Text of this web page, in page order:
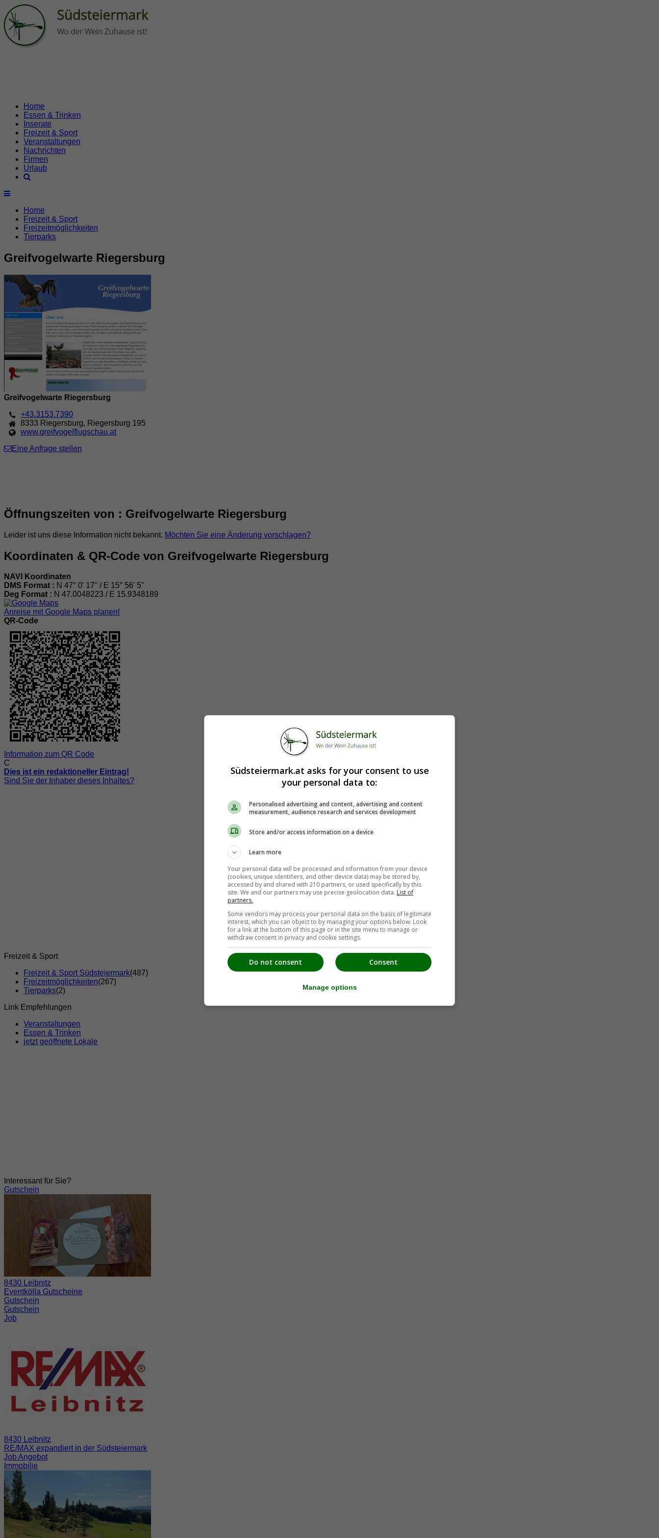
Home
Essen & Trinken
Inserate
Freizeit & Sport
Veranstaltungen
Nachrichten
Firmen
Urlaub
Home
Freizeit & Sport
Freizeitmöglichkeiten
Tierparks
Greifvogelwarte Riegersburg
Greifvogelwarte Riegersburg
+43.3153.7390
8333 Riegersburg, Riegersburg 195
www.greifvogelflugschau.at
Eine Anfrage stellen
Öffnungszeiten von : Greifvogelwarte Riegersburg
Leider ist uns diese Information nicht bekannt. Möchten Sie eine Änderung vorschlagen?
Koordinaten & QR-Code von Greifvogelwarte Riegersburg
NAVI Koordinaten
DMS Format : N 47° 0' 17'' / E 15° 56' 5''
Deg Format : N 47.0048223 / E 15.9348189
Anreise mit Google Maps planen!
QR-Code
Information zum QR Code
C
Dies ist ein redaktioneller Eintrag!
Sind Sie der Inhaber dieses Inhaltes?
Freizeit & Sport
Freizeit & Sport Südsteiermark(487)
Freizeitmöglichkeiten(267)
Tierparks(2)
Link Empfehlungen
Veranstaltungen
Essen & Trinken
jetzt geöffnete Lokale
Interessant für Sie?
Gutschein
8430 Leibnitz
Eventkölla Gutscheine
Gutschein
Gutschein
Job
8430 Leibnitz
RE/MAX expandiert in der Südsteiermark
Job Angebot
Immobilie
Südsteiermark.at asks for your consent to use
your personal data to:
Personalised advertising and content, advertising and content
measurement, audience research and services development
Store and/or access information on a device
Learn more
Your personal data will be processed and information from your device
(cookies, unique identifiers, and other device data) may be stored by,
accessed by and shared with 210 partners, or used specifically by this
site. We and our partners may use precise geolocation data. List of
partners.
Some vendors may process your personal data on the basis of legitimate
interest, which you can object to by managing your options below. Look
for a link at the bottom of this page or in the site menu to manage or
withdraw consent in privacy and cookie settings.
Consent
Do not consent
Manage options